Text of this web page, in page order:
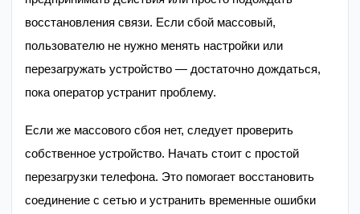
восстановления связи. Если сбой массовый,
пользователю не нужно менять настройки или
перезагружать устройство — достаточно дождаться,
пока оператор устранит проблему.
Если же массового сбоя нет, следует проверить
собственное устройство. Начать стоит с простой
перезагрузки телефона. Это помогает восстановить
соединение с сетью и устранить временные ошибки